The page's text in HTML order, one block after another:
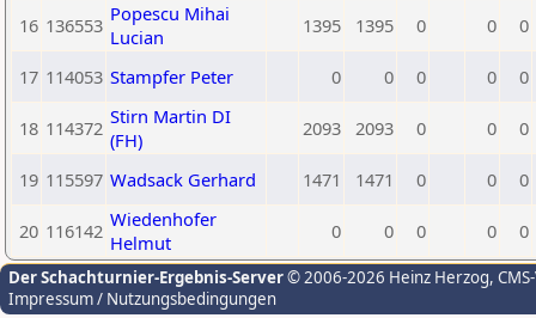
16 136553 Popescu Mihai
Lucian
1395 1395 0 0 0
17 114053 Stampfer Peter 0 0 0 0 0
18 114372 Stirn Martin DI
(FH)
2093 2093 0 0 0
19 115597 Wadsack Gerhard 1471 1471 0 0 0
20 116142 Wiedenhofer
Helmut
0 0 0 0 0
Der Schachturnier-Ergebnis-Server© 2006-2026 Heinz Herzog,
Impressum / Nutzungsbedingungen